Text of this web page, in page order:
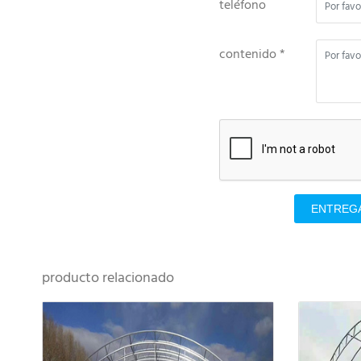
teléfono
contenido *
producto relacionado